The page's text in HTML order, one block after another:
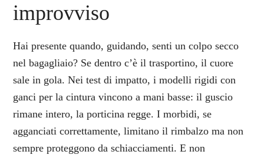
improvviso
Hai presente quando, guidando, senti un colpo secco
nel bagagliaio? Se dentro c’è il trasportino, il cuore
sale in gola. Nei test di impatto, i modelli rigidi con
ganci per la cintura vincono a mani basse: il guscio
rimane intero, la porticina regge. I morbidi, se
agganciati correttamente, limitano il rimbalzo ma non
sempre proteggono da schiacciamenti. E non